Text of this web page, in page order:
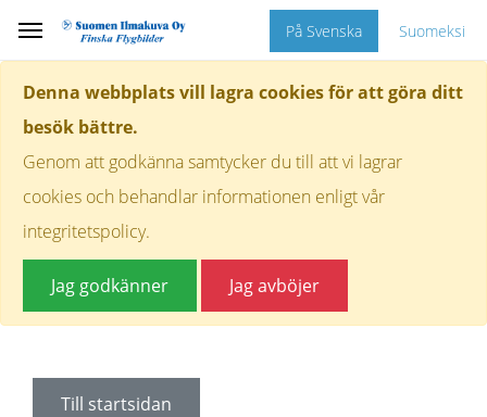
Denna webbplats vill lagra cookies för att göra ditt
besök bättre.
Genom att godkänna samtycker du till att vi lagrar
cookies och behandlar informationen enligt vår
integritetspolicy.
Jag godkänner Jag avböjer
På Svenska Suomeksi
Till startsidan